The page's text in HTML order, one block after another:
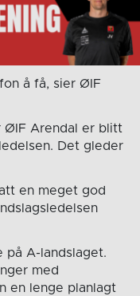
å få, sier ØIF
ØIF Arendal er blitt
Det gleder
en meget god
på A-landslaget.
med
en lenge planlagt